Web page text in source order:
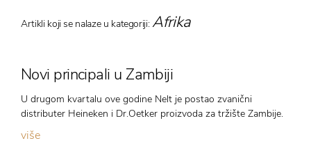
Artikli koji se nalaze u kategoriji:Afrika
Novi principali u Zambiji
U drugom kvartalu ove godine Nelt je postao zvanični
distributer Heineken i Dr.Oetker proizvoda za tržište Zambije.
više